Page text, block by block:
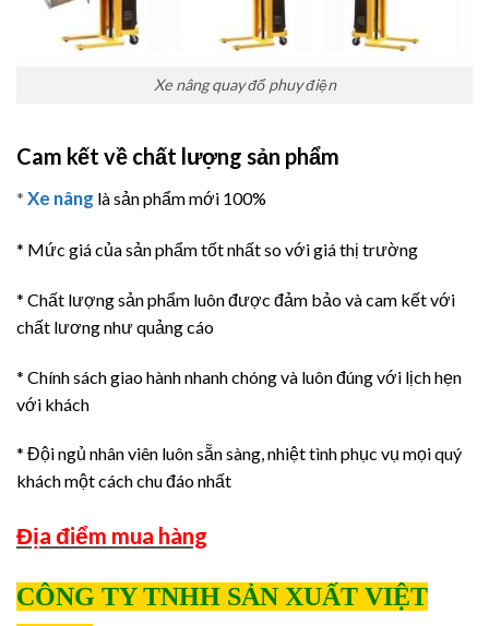
Xe nâng quay đổ phuy điện
Cam kết về chất lượng sản phẩm
* Xe nâng là sản phẩm mới 100%
* Mức giá của sản phẩm tốt nhất so với giá thị trường
* Chất lượng sản phẩm luôn được đảm bảo và cam kết với
chất lương như quảng cáo
* Chính sách giao hành nhanh chóng và luôn đúng với lịch hẹn
với khách
* Đội ngủ nhân viên luôn sẵn sàng, nhiệt tình phục vụ mọi quý
khách một cách chu đáo nhất
Địa điểm mua hàng
CÔNG TY TNHH SẢN XUẤT VIỆT